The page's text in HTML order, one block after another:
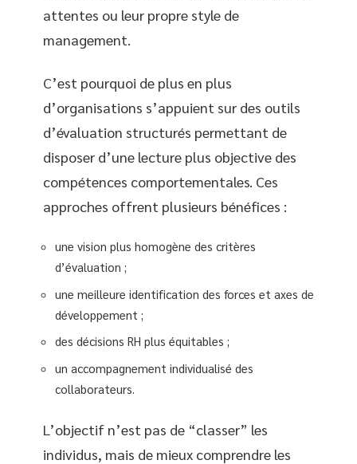
attentes ou leur propre style de
management.
C’est pourquoi de plus en plus
d’organisations s’appuient sur des outils
d’évaluation structurés permettant de
disposer d’une lecture plus objective des
compétences comportementales. Ces
approches offrent plusieurs bénéfices :
une vision plus homogène des critères
d’évaluation ;
une meilleure identification des forces et axes de
développement ;
des décisions RH plus équitables ;
un accompagnement individualisé des
collaborateurs.
L’objectif n’est pas de “classer” les
individus, mais de mieux comprendre les